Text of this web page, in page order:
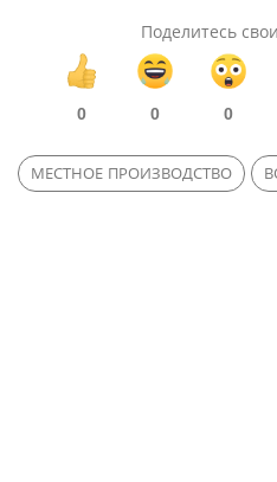
Поделитесь
0 0 0
МЕСТНОЕ ПРОИЗВОДСТВО